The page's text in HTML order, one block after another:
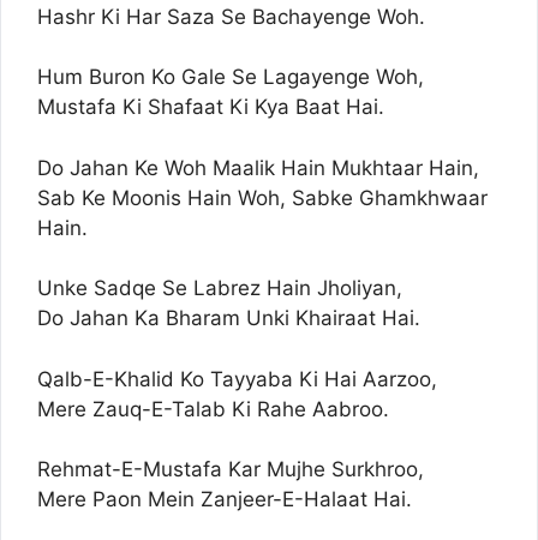
Hashr Ki Har Saza Se Bachayenge Woh.
Hum Buron Ko Gale Se Lagayenge Woh,
Mustafa Ki Shafaat Ki Kya Baat Hai.
Do Jahan Ke Woh Maalik Hain Mukhtaar Hain,
Sab Ke Moonis Hain Woh, Sabke Ghamkhwaar
Hain.
Unke Sadqe Se Labrez Hain Jholiyan,
Do Jahan Ka Bharam Unki Khairaat Hai.
Qalb-E-Khalid Ko Tayyaba Ki Hai Aarzoo,
Mere Zauq-E-Talab Ki Rahe Aabroo.
Rehmat-E-Mustafa Kar Mujhe Surkhroo,
Mere Paon Mein Zanjeer-E-Halaat Hai.